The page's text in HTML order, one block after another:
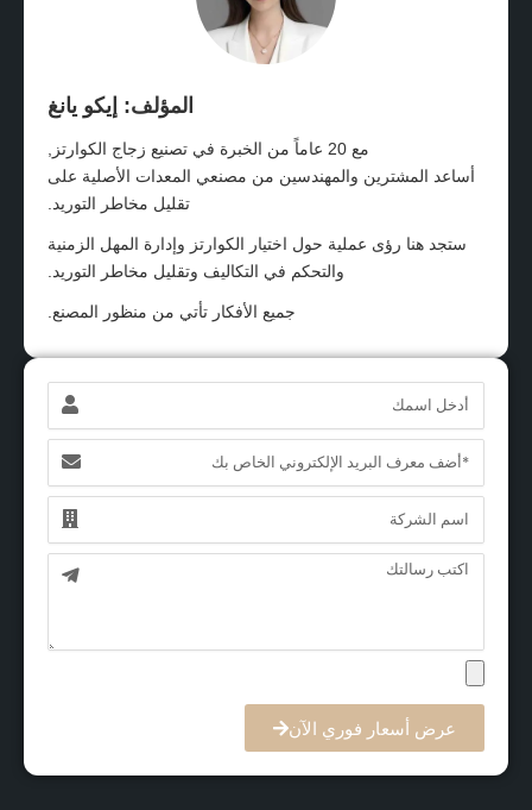
المؤلف: إيكو يانغ
مع 20 عاماً من الخبرة في تصنيع زجاج الكوارتز,
أساعد المشترين والمهندسين من مصنعي المعدات الأصلية على
تقليل مخاطر التوريد.
ستجد هنا رؤى عملية حول اختيار الكوارتز وإدارة المهل الزمنية
والتحكم في التكاليف وتقليل مخاطر التوريد.
جميع الأفكار تأتي من منظور المصنع.
الاسم
البريد
الإلكتروني
الاسم
الرسالة
عرض أسعار فوري الآن